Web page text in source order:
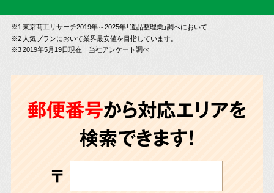
※1 東京商工リサーチ2019年～2025年「遺品整理業」調べにおいて
※2 人気プランにおいて業界最安値を目指しています。
※3 2019年5月19日現在 当社アンケート調べ
郵便番号から対応エリアを
検索できます!
〒